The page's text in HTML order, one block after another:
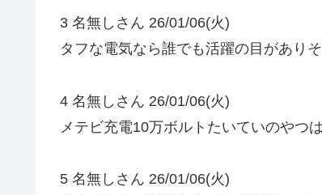
3 名無しさん 26/01/06(火)
タフな電気なら誰でも活躍の目があり
4 名無しさん 26/01/06(火)
メテビ充電10万ボルトたいていのやつ
5 名無しさん 26/01/06(火)